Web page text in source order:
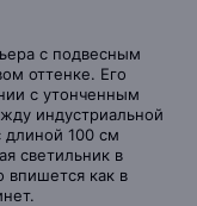
с подвесным
оттенке. Его
с утонченным
индустриальной
длиной 100 см
светильник в
впишется как в